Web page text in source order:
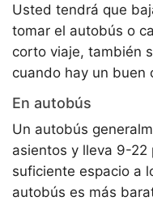
Usted tendrá que
tomar el autobús o
corto viaje, también
cuando hay un buen
En autobús
Un autobús
asientos y lleva 9-22
suficiente espacio a
autobús es más